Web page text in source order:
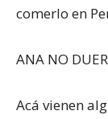
comerlo en
ANA NO
Acá vienen